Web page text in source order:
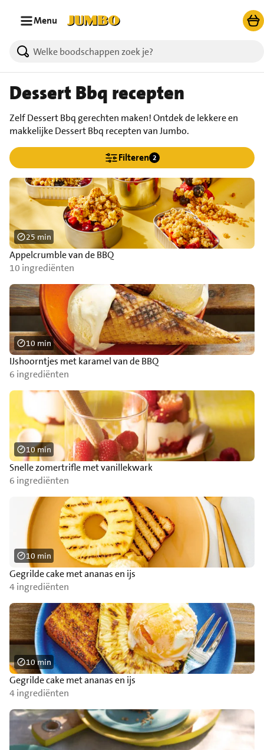
Menu
Dessert Bbq recepten
Zelf Dessert Bbq gerechten maken! Ontdek de lekkere en
makkelijke Dessert Bbq recepten van Jumbo.
Filteren 2
Appelcrumble van de BBQ
10 ingrediënten
25 min
IJshoorntjes met karamel van de BBQ
6 ingrediënten
10 min
Snelle zomertrifle met vanillekwark
6 ingrediënten
10 min
Gegrilde cake met ananas en ijs
4 ingrediënten
10 min
Gegrilde cake met ananas en ijs
4 ingrediënten
10 min